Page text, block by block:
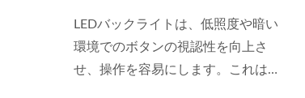
LEDバックライトは、低照度や暗い
環境でのボタンの視認性を向上さ
せ、操作を容易にします。これは、